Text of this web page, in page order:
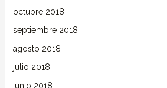
octubre 2018
septiembre 2018
agosto 2018
julio 2018
junio 2018